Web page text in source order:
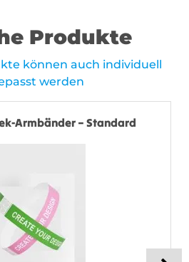
Produkte
können auch individuell
werden
Armbänder – Standard